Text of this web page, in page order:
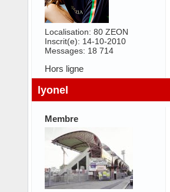
Localisation: 80 ZEON
Inscrit(e): 14-10-2010
Messages: 18 714
Hors ligne
lyonel
Membre